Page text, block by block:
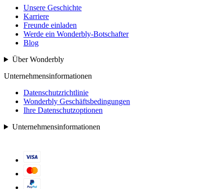
Unsere Geschichte
Karriere
Freunde einladen
Werde ein Wonderbly-Botschafter
Blog
Über Wonderbly
Unternehmensinformationen
Datenschutzrichtlinie
Wonderbly Geschäftsbedingungen
Ihre Datenschutzoptionen
Unternehmensinformationen